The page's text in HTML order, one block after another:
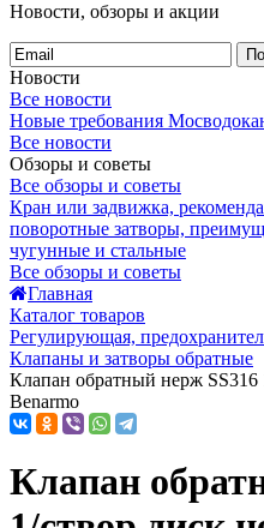
Новости, обзоры и акции
Новости
Все новости
Новые требования
Все новости
Обзоры и советы
Все обзоры и советы
Кран или задвижка,
поворотные затворы,
чугунные и стальные
Все обзоры и советы
Главная
Каталог товаров
Регулирующая,
Клапаны и затворы обратные
Клапан обратный нерж
Benarmo
Клапан